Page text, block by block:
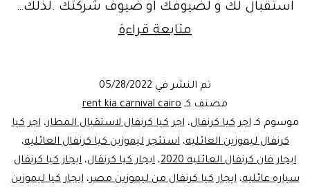
استقبال لك و لضيوفك او ضيوف شركتك .لذلك…
متابعة قراءةكيا
ليموزين
وحش
السيارات
العائليه
تم النشر في 05/28/2022
مصنف كـ rent kia carnival cairo
موسوم كـاجر كيا كرنفال،اجر كيا كرنفال لاستقبال المطار،اجر كيا
كرنفال ليموزين العائليه،استئجر ليموزين كيا كرنفال العائليه،
ايجار فان كرنفال العائليه 2020
، ايجار كيا كرنفال، ايجار كيا كرنفال
سياره عائليه،ايجار كيا كرنفال من ليموزين مصر،ايجار كيا ليموزين